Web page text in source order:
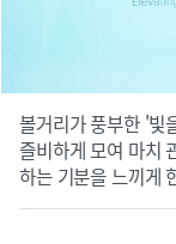
볼거리가 풍부한 '빛
즐비하게 모여 마치
하는 기분을 느끼게